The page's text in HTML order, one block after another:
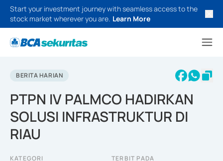
Start your investment journey with seamless access to the
stock market wherever you are. Learn More
BERITA HARIAN
PTPN IV PALMCO HADIRKAN
SOLUSI INFRASTRUKTUR DI
RIAU
KATEGORI TERBIT PADA